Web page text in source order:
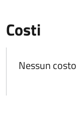
Costi
Nessun costo